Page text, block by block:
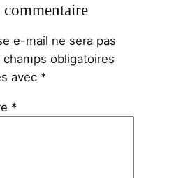
e-mail ne sera pas
champs obligatoires
avec *
*